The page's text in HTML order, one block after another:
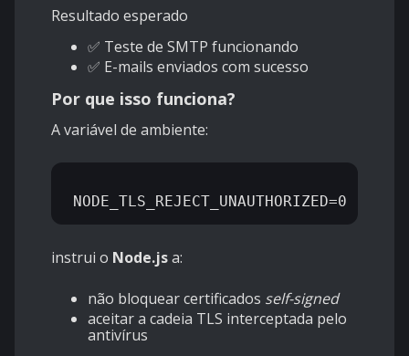
Resultado esperado
✅ Teste de SMTP funcionando
✅ E-mails enviados com sucesso
Por que isso funciona?
A variável de ambiente:
instrui o Node.jsa:
não bloquear certificados self-signed
aceitar a cadeia TLS interceptada pelo
antivírus